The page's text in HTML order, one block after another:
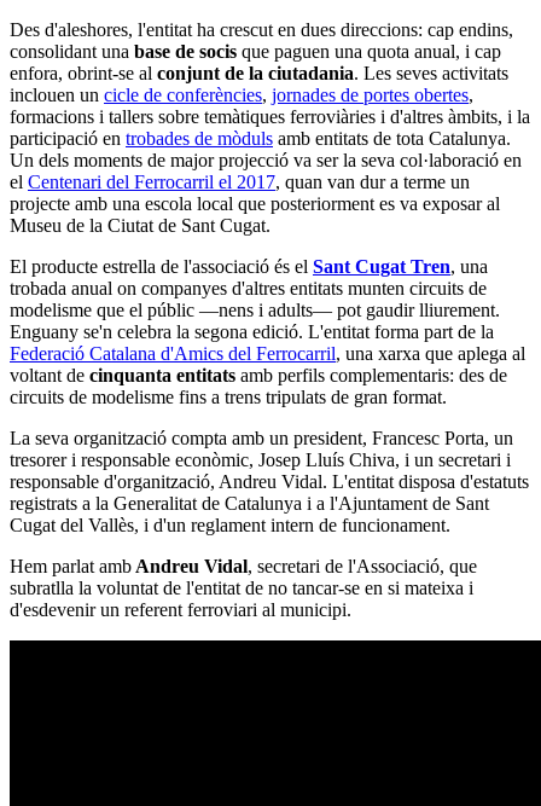
Des d'aleshores, l'entitat ha crescut en dues direccions: cap endins,
consolidant una base de socis que paguen una quota anual, i cap
enfora, obrint-se al conjunt de la ciutadania. Les seves activitats
inclouen un cicle de conferències, jornades de portes obertes,
formacions i tallers sobre temàtiques ferroviàries i d'altres àmbits, i la
participació en trobades de mòduls amb entitats de tota Catalunya.
Un dels moments de major projecció va ser la seva col·laboració en
el Centenari del Ferrocarril el 2017, quan van dur a terme un
projecte amb una escola local que posteriorment es va exposar al
Museu de la Ciutat de Sant Cugat.
El producte estrella de l'associació és el Sant Cugat Tren, una
trobada anual on companyes d'altres entitats munten circuits de
modelisme que el públic —nens i adults— pot gaudir lliurement.
Enguany se'n celebra la segona edició. L'entitat forma part de la
Federació Catalana d'Amics del Ferrocarril, una xarxa que aplega al
voltant de cinquanta entitats amb perfils complementaris: des de
circuits de modelisme fins a trens tripulats de gran format.
La seva organització compta amb un president, Francesc Porta, un
tresorer i responsable econòmic, Josep Lluís Chiva, i un secretari i
responsable d'organització, Andreu Vidal. L'entitat disposa d'estatuts
registrats a la Generalitat de Catalunya i a l'Ajuntament de Sant
Cugat del Vallès, i d'un reglament intern de funcionament.
Hem parlat amb Andreu Vidal, secretari de l'Associació, que
subratlla la voluntat de l'entitat de no tancar-se en si mateixa i
d'esdevenir un referent ferroviari al municipi.